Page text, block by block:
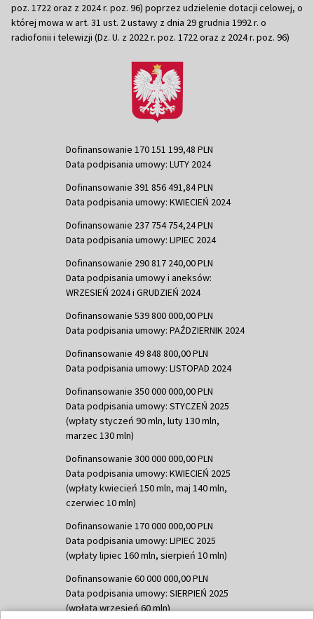
poz. 1722 oraz z 2024 r. poz. 96) poprzez udzielenie dotacji celowej, o
której mowa w art. 31 ust. 2 ustawy z dnia 29 grudnia 1992 r. o
radiofonii i telewizji (Dz. U. z 2022 r. poz. 1722 oraz z 2024 r. poz. 96)
Dofinansowanie 170 151 199,48 PLN
Data podpisania umowy: LUTY 2024
Dofinansowanie 391 856 491,84 PLN
Data podpisania umowy: KWIECIEŃ 2024
Dofinansowanie 237 754 754,24 PLN
Data podpisania umowy: LIPIEC 2024
Dofinansowanie 290 817 240,00 PLN
Data podpisania umowy i aneksów:
WRZESIEŃ 2024 i GRUDZIEŃ 2024
Dofinansowanie 539 800 000,00 PLN
Data podpisania umowy: PAŹDZIERNIK 2024
Dofinansowanie 49 848 800,00 PLN
Data podpisania umowy: LISTOPAD 2024
Dofinansowanie 350 000 000,00 PLN
Data podpisania umowy: STYCZEŃ 2025
(wpłaty styczeń 90 mln, luty 130 mln,
marzec 130 mln)
Dofinansowanie 300 000 000,00 PLN
Data podpisania umowy: KWIECIEŃ 2025
(wpłaty kwiecień 150 mln, maj 140 mln,
czerwiec 10 mln)
Dofinansowanie 170 000 000,00 PLN
Data podpisania umowy: LIPIEC 2025
(wpłaty lipiec 160 mln, sierpień 10 mln)
Dofinansowanie 60 000 000,00 PLN
Data podpisania umowy: SIERPIEŃ 2025
(wpłata wrzesień 60 mln)